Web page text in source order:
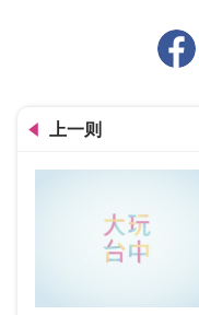
上一则